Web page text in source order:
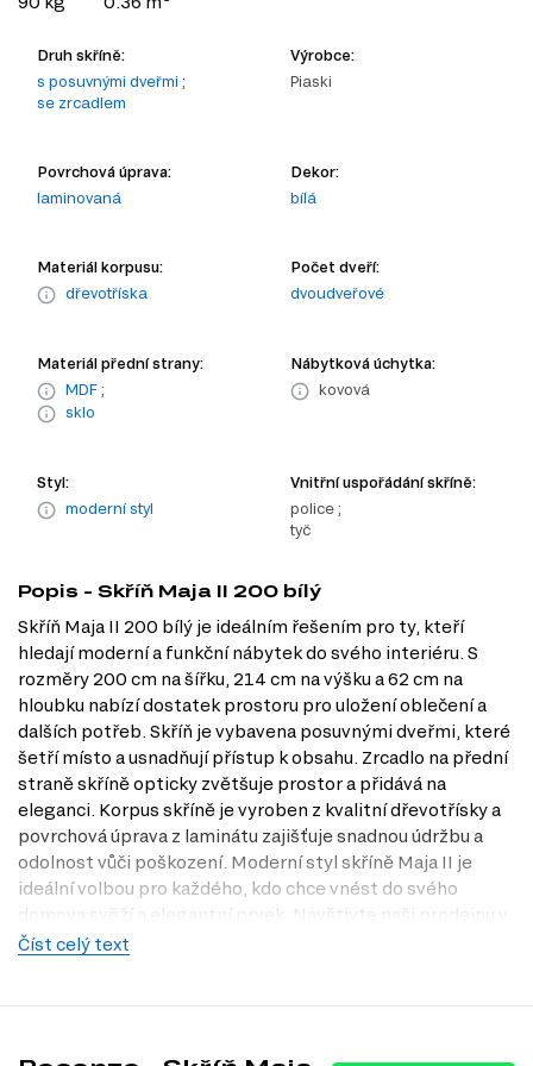
Druh skříně:
s posuvnými dveřmi ;
se zrcadlem
Výrobce:
Piaski
Povrchová úprava:
laminovaná
Dekor:
bílá
Materiál korpusu:
dřevotříska
Počet dveří:
dvoudveřové
Materiál přední strany:
MDF ;
sklo
Nábytková úchytka:
kovová
Styl:
moderní styl
Vnitřní uspořádání skříně:
police ;
tyč
Popis - Skříň Maja II 200 bílý
Skříň Maja II 200 bílý je ideálním řešením pro ty, kteří
hledají moderní a funkční nábytek do svého interiéru. S
rozměry 200 cm na šířku, 214 cm na výšku a 62 cm na
hloubku nabízí dostatek prostoru pro uložení oblečení a
dalších potřeb. Skříň je vybavena posuvnými dveřmi, které
šetří místo a usnadňují přístup k obsahu. Zrcadlo na přední
straně skříně opticky zvětšuje prostor a přidává na
eleganci. Korpus skříně je vyroben z kvalitní dřevotřísky a
povrchová úprava z laminátu zajišťuje snadnou údržbu a
odolnost vůči poškození. Moderní styl skříně Maja II je
ideální volbou pro každého, kdo chce vnést do svého
domova svěží a elegantní prvek. Navštivte naši prodejnu v
Praze a objevte, jak může tato skříň obohatit váš interiér. V
Číst celý text